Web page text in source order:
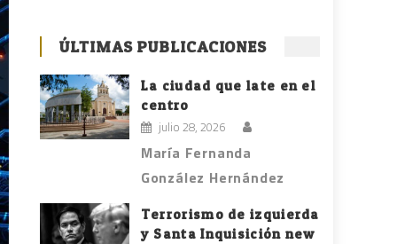
ÚLTIMAS PUBLICACIONES
La ciudad que late en el
centro
julio 28, 2026
María Fernanda
González Hernández
Terrorismo de izquierda
y Santa Inquisición new